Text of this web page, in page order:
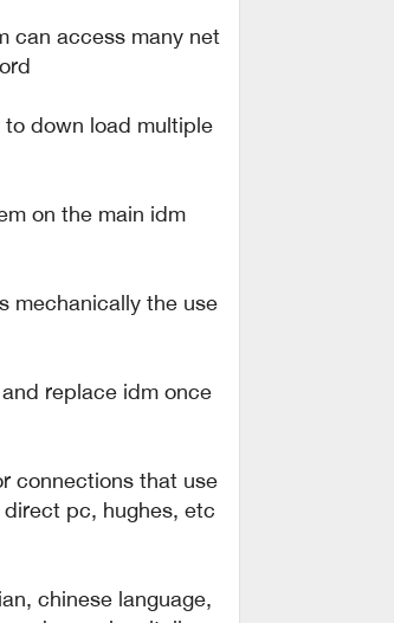
can access many net
down load multiple
on the main idm
mechanically the use
replace idm once
connections that use
pc, hughes, etc.
chinese language,